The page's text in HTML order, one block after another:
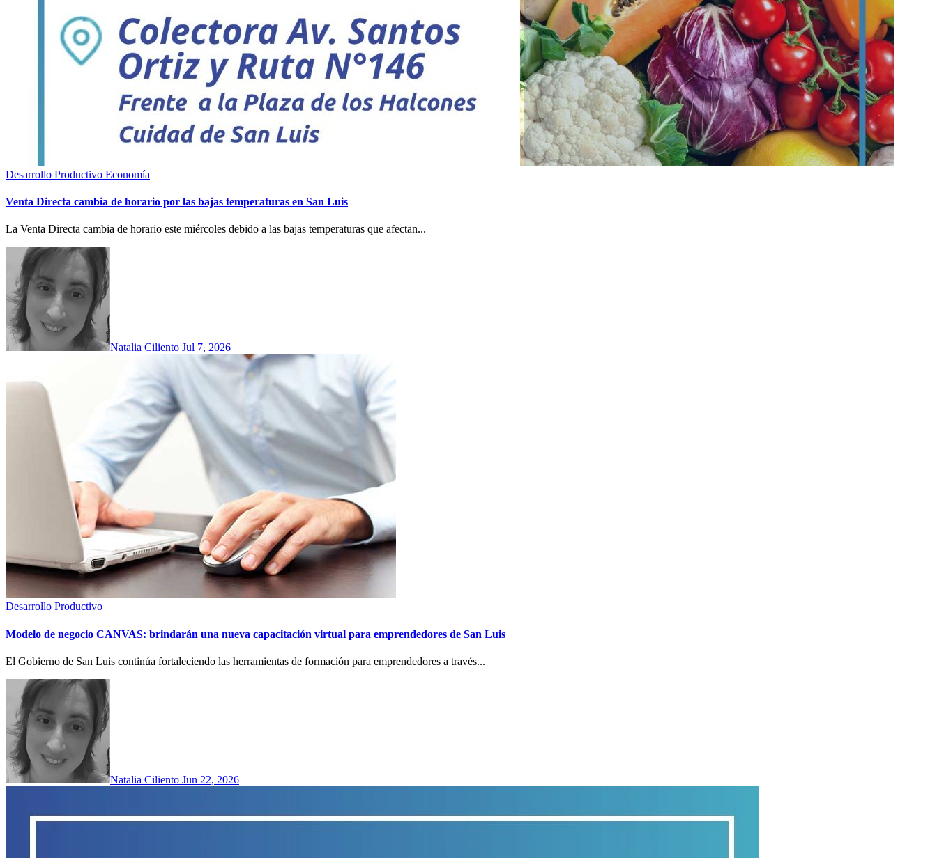
Desarrollo Productivo Economía
Venta Directa cambia de horario por las bajas temperaturas en San Luis
La Venta Directa cambia de horario este miércoles debido a las bajas temperaturas que afectan...
Natalia Ciliento Jul 7, 2026
Desarrollo Productivo
Modelo de negocio CANVAS: brindarán una nueva capacitación virtual para emprendedores de San Luis
El Gobierno de San Luis continúa fortaleciendo las herramientas de formación para emprendedores a través...
Natalia Ciliento Jun 22, 2026